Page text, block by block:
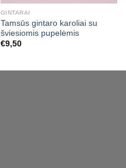
GINTARAI
Tamsūs gintaro karoliai su
šviesiomis pupelėmis
€9,50